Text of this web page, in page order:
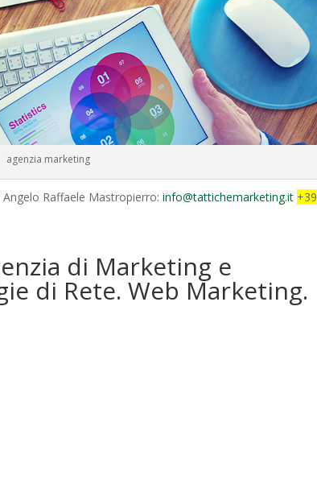
agenzia marketing
Angelo Raffaele Mastropierro:info@tattichemarketing.it +39
di Marketing e
di Rete. Web Marketing.